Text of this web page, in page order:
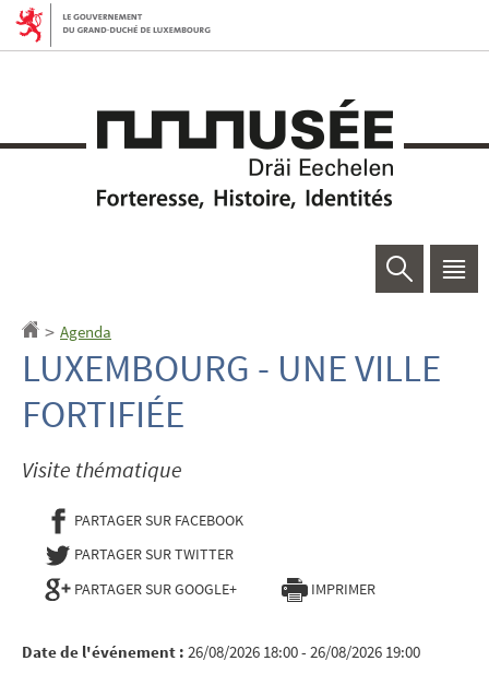
Aller
Aller
Rechercher
Accueil
> Agenda
LUXEMBOURG - UNE VILLE
FORTIFIÉE
Visite thématique
PARTAGER SUR FACEBOOK- NOUVELLE FENÊTRE
PARTAGER SUR TWITTER- NOUVELLE FENÊTRE
PARTAGER SUR GOOGLE+
IMPRIMER
Date de l'événement : 26/08/2026 18:00 - 26/08/2026 19:00